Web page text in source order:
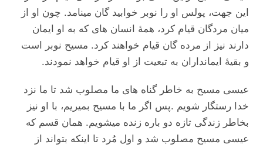
این جهت، پولس او را نوبر خوابید گان مینامد. چون او از
میان مردگان قیام کرد، همۀ انسان های که به او ایمان
دارند نیز از مرده گان قیام خواهند کرد. مسیح نوبر است
و بقیۀ ایمانداران به تبعیت از او قیام خواهد نمودند.
عیسی مسیح به خاطر گناه های ما مصلوب شد تا ما نزد
خدا رستگار شویم .پس اگر ما با مسیح بمیریم، با او نیز
بخاطر زندگی تازه دو باره زنده میشویم. همان قسم که
عیسی مسیح مصلوب شد و اول مُرد تا اینکه بتواند از